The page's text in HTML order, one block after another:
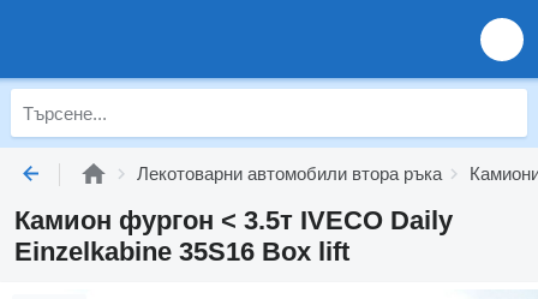
Лекотоварни автомобили втора ръка
Камион фургон < 3.5т IVECO Daily
Einzelkabine 35S16 Box lift